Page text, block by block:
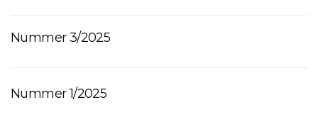
Nummer 3/2025
Nummer 1/2025